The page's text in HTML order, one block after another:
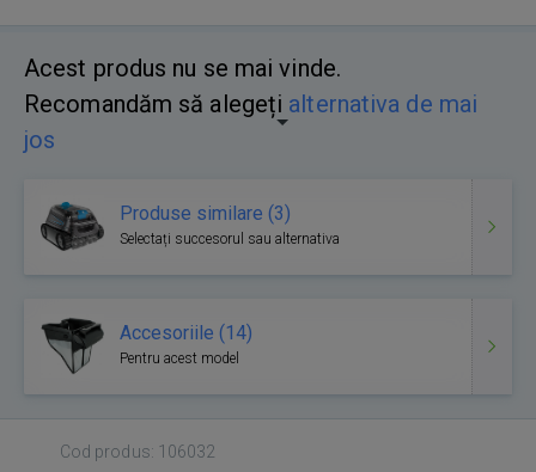
Acest produs nu se mai vinde.
Recomandăm să alegeți alternativa de mai
jos
Produse similare (3)
Selectați succesorul sau alternativa
Accesoriile (14)
Pentru acest model
Cod produs: 106032